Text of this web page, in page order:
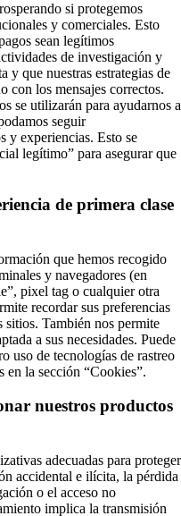
si protegemos
y comerciales. Esto
sean legítimos
de investigación y
y que nuestras estrategias de
con los mensajes correctos.
se utilizarán para ayudarnos a
seguir
y experiencias. Esto se
legítimo” para asegurar que
de primera clase
que hemos recogido
y navegadores (en
pixel tag o cualquier otra
recordar sus preferencias
sitios. También nos permite
a sus necesidades. Puede
uso de tecnologías de rastreo
en la sección “Cookies”.
nuestros productos
adecuadas para proteger
accidental e ilícita, la pérdida
o el acceso no
implica la transmisión